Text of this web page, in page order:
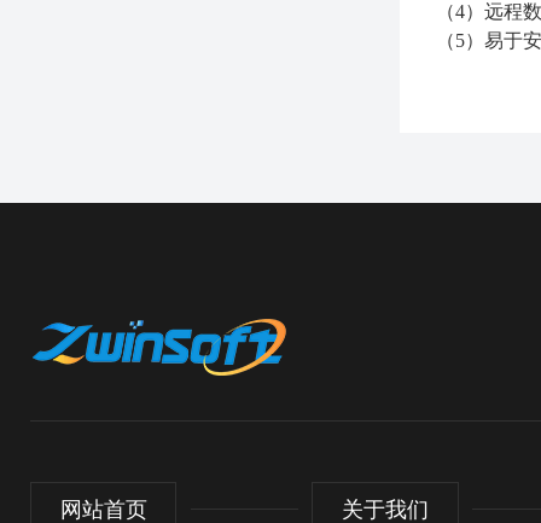
（4） 远程
（5） 易于
网站首页 关于我们